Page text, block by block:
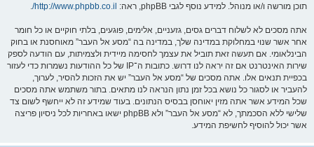
תוכן מורשה ו/או מנוהל. למידע נוסף לגבי phpBB, ראה:
http://www.phpbb.co.il/
.
אתה מסכים לא לשלוח דברים גסים, גזעניים, אלימים, פוגעים, בלתי חוקיים או כל חומר
אחר אשר שנוי במחלוקת במדינה שלך, במדינה בה “מסע אל העבר” מאוחסנת או בחוק
הבינלאומי. אם תעשה זאת תוביל את עצמך לחסימה מיידית ולצמיתות, עם הודעה לספק
שירות האינטרנט אם זה יראה לנו דרוש. כתובות ה־IP של כל ההודעות נשמרות כדי לעזור
בכפיית תנאים אלו. אתה מסכים של “מסע אל העבר” יש את הזכות להסיר, לערוך,
להעביר או לסגור כל נושא בכל זמן נתון הנראה לנו מתאים. בתור משתמש אתה מסכים
שכל המידע אשר אתה מזין יאוחסן בבסיס הנתונים. בעוד שמידע זה לא ייחשף לשום צד
שלישי ללא הסכמתך, לא “מסע אל העבר” ולא phpBB ישאו באחריות לכל ניסיון פריצה
אשר יכול להוסיף לחשיפת המידע.